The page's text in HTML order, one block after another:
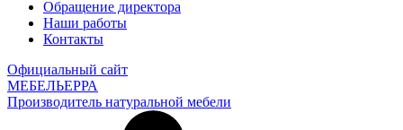
Обращение директора
Наши работы
Контакты
Официальный сайт
МЕБЕЛЬЕРРА
Производитель натуральной мебели